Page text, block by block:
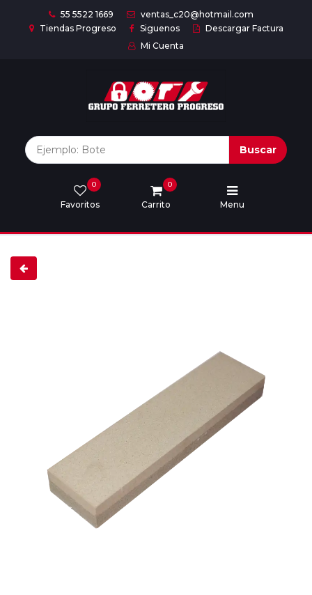
55 5522 1669
ventas_c20@hotmail.com
Tiendas Progreso
Siguenos
Descargar Factura
Mi Cuenta
Buscar
Favoritos
0
Carrito
0
Menu
Marcas
Descargar